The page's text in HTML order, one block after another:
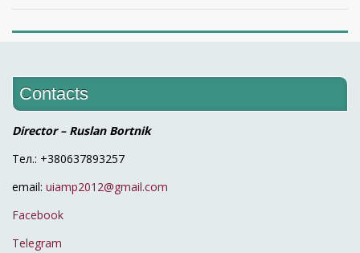
Contacts
Director – Ruslan Bortnik
Тел.: +380637893257
email: uiamp2012@gmail.com
Facebook
Telegram